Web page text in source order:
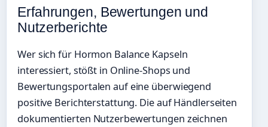
Erfahrungen, Bewertungen und
Nutzerberichte
Wer sich für Hormon Balance Kapseln
interessiert, stößt in Online-Shops und
Bewertungsportalen auf eine überwiegend
positive Berichterstattung. Die auf Händlerseiten
dokumentierten Nutzerbewertungen zeichnen